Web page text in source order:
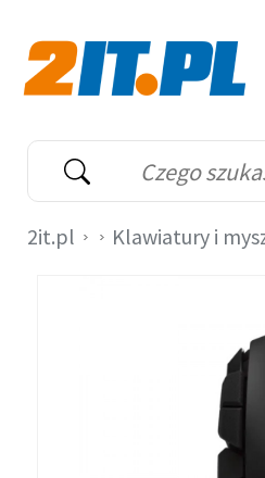
Wyszukiwarka
Słowo kluczowe
2it.pl Klawiatury i